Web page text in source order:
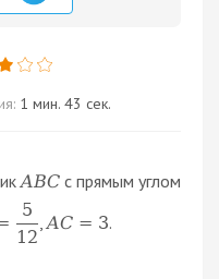
1 мин. 43 сек.
ABC с прямым углом
5
12
AC = 3.